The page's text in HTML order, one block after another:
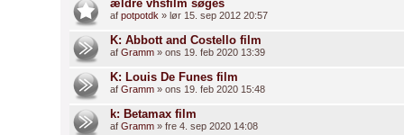
ældre vhsfilm søges
af potpotdk » lør 15. sep 2012 20:57
K: Abbott and Costello film
af Gramm » ons 19. feb 2020 13:39
K: Louis De Funes film
af Gramm » ons 19. feb 2020 15:48
k: Betamax film
af Gramm » fre 4. sep 2020 14:08